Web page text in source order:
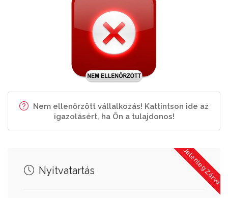
Nem ellenőrzött vállalkozás! Kattintson ide az
igazolásért, ha Ön a tulajdonos!
Jelenleg Zárva
Nyitvatartás